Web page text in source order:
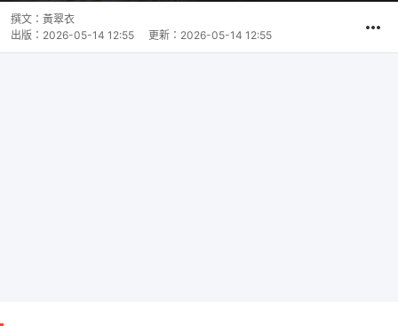
撰文： 黃翠衣
出版： 2026-05-14 12:55 更新： 2026-05-14 12:55